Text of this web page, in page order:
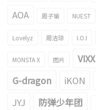
AOA 周子瑜 NUEST
Lovelyz 周洁琼 I.O.I
MONSTA X 图片 VIXX
G-dragon iKON
JYJ 防弹少年团